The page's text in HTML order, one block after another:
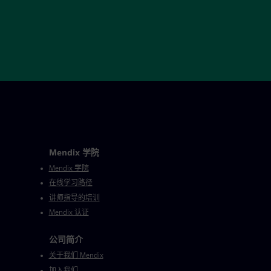
Mendix 学院
Mendix 学院
在线学习路径
讲师指导的培训
Mendix 认证
公司简介
关于我们 Mendix